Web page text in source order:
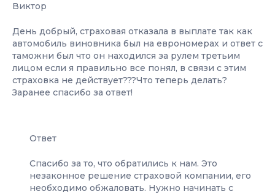
Виктор
День добрый, страховая отказала в выплате так как
автомобиль виновника был на еврономерах и ответ с
таможни был что он находился за рулем третьим
лицом если я правильно все понял, в связи с этим
страховка не действует???Что теперь делать?
Заранее спасибо за ответ!
Ответ
Спасибо за то, что обратились к нам. Это
незаконное решение страховой компании, его
необходимо обжаловать. Нужно начинать с